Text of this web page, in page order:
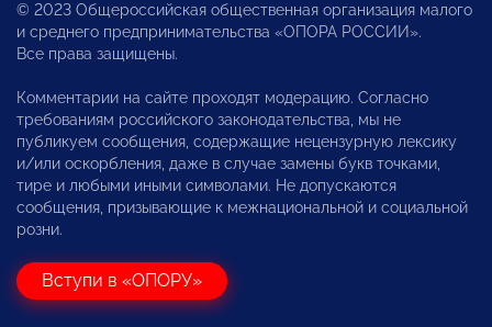
© 2023 Общероссийская общественная организация малого
и среднего предпринимательства «ОПОРА РОССИИ».
Все права защищены.
Комментарии на сайте проходят модерацию. Согласно
требованиям российского законодательства, мы не
публикуем сообщения, содержащие нецензурную лексику
и/или оскорбления, даже в случае замены букв точками,
тире и любыми иными символами. Не допускаются
сообщения, призывающие к межнациональной и социальной
розни.
Вступи в «ОПОРУ»